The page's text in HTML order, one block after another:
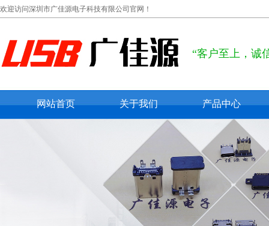
欢迎访问深圳市广佳源电子科技有限公司官网！
“客户至上，诚
网站首页 关于我们
公司概况
联系我们
在线留言
产品中心
usb type c
usb 2.0
usb 3.0
micro usb